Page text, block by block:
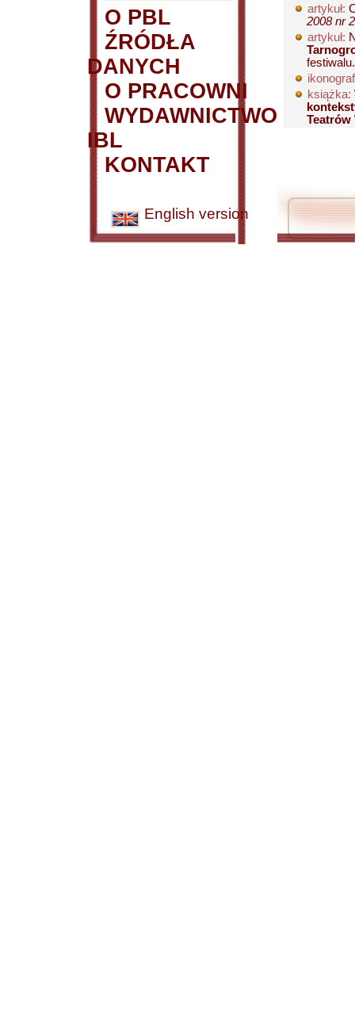
O PBL
ŹRÓDŁA
DANYCH
O PRACOWNI
WYDAWNICTWO
IBL
KONTAKT
English version
artykuł:
2008 nr
artykuł:
książka:
Teatrów